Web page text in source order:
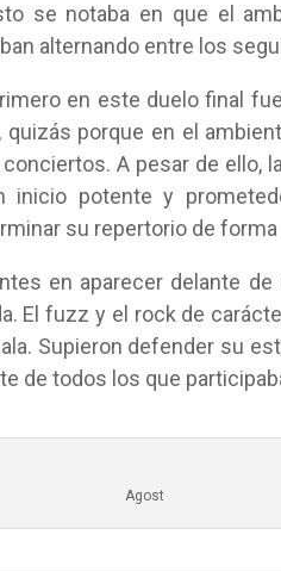
se notaba en que el
alternando entre los
en este duelo final
porque en el
A pesar de ello,
inicio potente y
su repertorio de
en aparecer delante
El fuzz y el rock de
Supieron defender su
de todos los que
Agost